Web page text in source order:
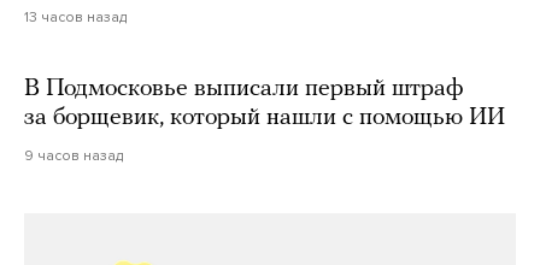
13 часов назад
В Подмосковье выписали первый штраф
за борщевик, который нашли с помощью ИИ
9 часов назад